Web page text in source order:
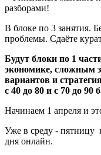
разборами!
В блоке по 3 занятия.
проблемы. Сдаёте
Будут блоки по 1
экономике, сложным
вариантов и
с 40 до 80 и с 70 до 90
Начинаем 1 апреля и
Уже в среду - пятницу
дня онлайн.